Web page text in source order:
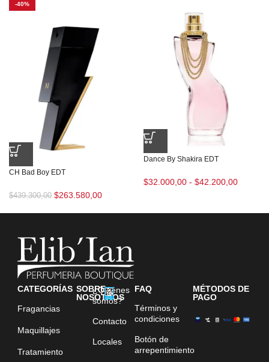
-40%
CH Bad Boy EDT
$439.300,00 $263.580,00
Dance By Shakira EDT
$32.000,00 - $42.200,00
CATEGORÍAS
Fragancias
Maquillajes
Tratamiento
SOBRE
NOSOTROS
¿Quiénes
somos?
Contacto
Locales
FAQ
Términos y
condiciones
Botón de
arrepentimiento
MÉTODOS DE
PAGO